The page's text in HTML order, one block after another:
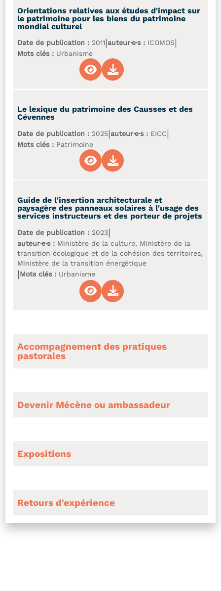
Orientations relatives aux études d'impact sur
le patrimoine pour les biens du patrimoine
mondial culturel
Date de publication : 2011|auteur·e·s : ICOMOS|
Mots clés : Urbanisme
Le lexique du patrimoine des Causses et des
Cévennes
Date de publication : 2025|auteur·e·s : EICC|
Mots clés : Patrimoine
Guide de l'insertion architecturale et
paysagère des panneaux solaires à l'usage des
services instructeurs et des porteur de projets
Date de publication : 2023|
auteur·e·s : Ministère de la culture, Ministère de la
transition écologique et de la cohésion des territoires,
Ministère de la transition énergétique
|Mots clés : Urbanisme
Accompagnement des pratiques
pastorales
Devenir Mécène ou ambassadeur
Expositions
Retours d'expérience